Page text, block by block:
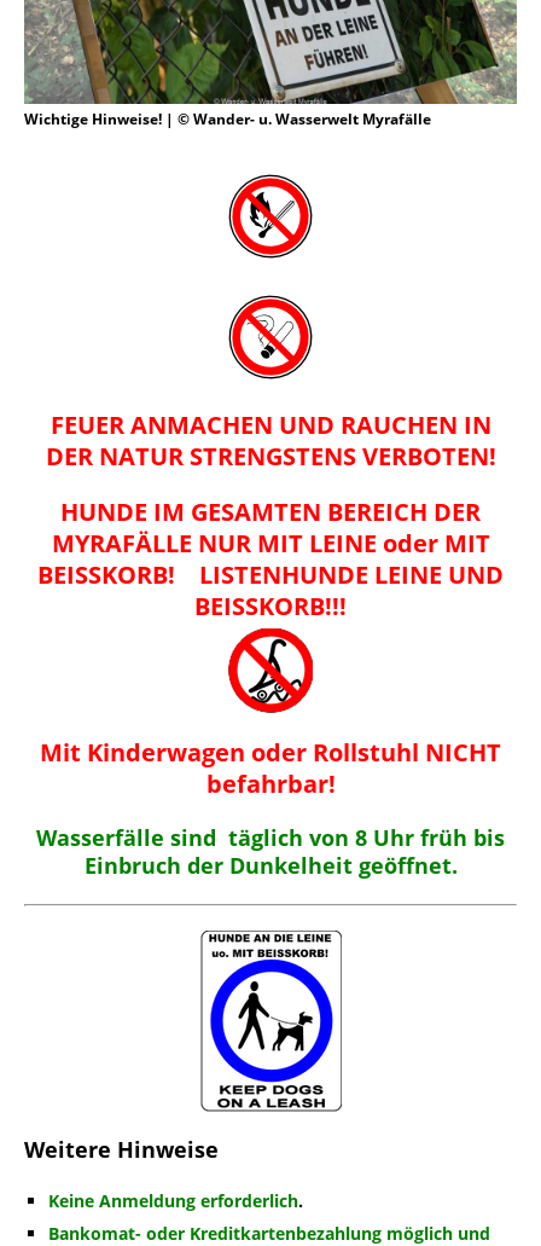
Wichtige Hinweise! | © Wander- u. Wasserwelt Myrafälle
FEUER ANMACHEN UND RAUCHEN IN
DER NATUR STRENGSTENS VERBOTEN!
HUNDE IM GESAMTEN BEREICH DER
MYRAFÄLLE NUR MIT LEINE oder MIT
BEISSKORB! LISTENHUNDE LEINE UND
BEISSKORB!!!
Mit Kinderwagen oder Rollstuhl NICHT
befahrbar!
Wasserfälle sind täglich von 8 Uhr früh bis
Einbruch der Dunkelheit geöffnet.
Weitere Hinweise
Keine Anmeldung erforderlich.
Bankomat- oder Kreditkartenbezahlung möglich und